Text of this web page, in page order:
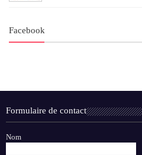
Facebook
Formulaire de contact
Nom